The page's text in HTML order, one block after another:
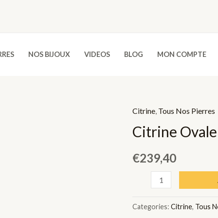
NOS BIJOUX VIDEOS BLOG MON COMPTE
Citrine Tous Nos Pierres
Citrine
€239,40
-
Categories: Citrine, Tous